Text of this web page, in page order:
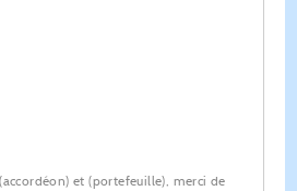
et (portefeuille), merci de